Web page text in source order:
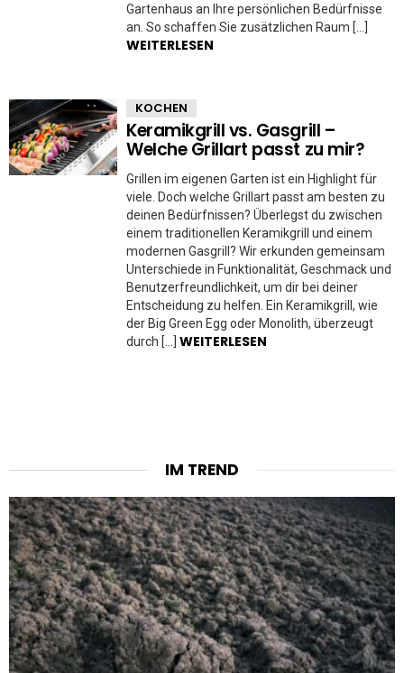
Gartenhaus an Ihre persönlichen Bedürfnisse
an. So schaffen Sie zusätzlichen Raum […]
WEITERLESEN
KOCHEN
Keramikgrill vs. Gasgrill –
Welche Grillart passt zu mir?
Grillen im eigenen Garten ist ein Highlight für
viele. Doch welche Grillart passt am besten zu
deinen Bedürfnissen? Überlegst du zwischen
einem traditionellen Keramikgrill und einem
modernen Gasgrill? Wir erkunden gemeinsam
Unterschiede in Funktionalität, Geschmack und
Benutzerfreundlichkeit, um dir bei deiner
Entscheidung zu helfen. Ein Keramikgrill, wie
der Big Green Egg oder Monolith, überzeugt
durch […] WEITERLESEN
IM TREND